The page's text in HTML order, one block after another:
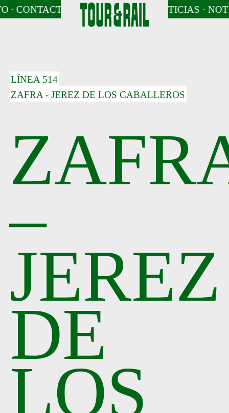
· CONTACTO · CONTACTO · CONTACTO ·
· NOTICIAS · NOTICIAS · NOTICIAS ·
LÍNEA 514
ZAFRA - JEREZ DE LOS CABALLEROS
–
JEREZ
DE
LOS